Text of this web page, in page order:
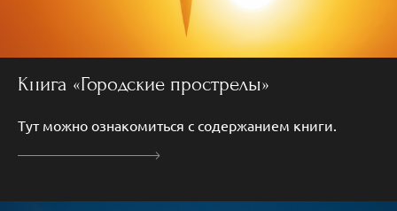
Книга «Городские прострелы»
Тут можно ознакомиться с содержанием книги.